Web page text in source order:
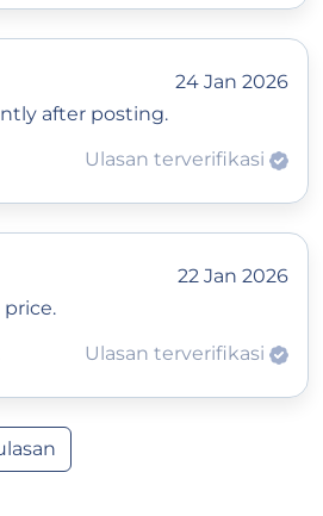
24 Jan 2026
after posting.
Ulasan terverifikasi
22 Jan 2026
Ulasan terverifikasi